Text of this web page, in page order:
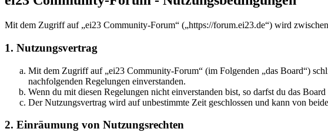
Mit dem Zugriff auf „ei23 Community-Forum“ („https://forum.ei23.de“) wird
1. Nutzungsvertrag
Mit dem Zugriff auf „ei23 Community-Forum“ (im Folgenden „das Board“)
nachfolgenden Regelungen einverstanden.
Wenn du mit diesen Regelungen nicht einverstanden bist, so darfst du das
Der Nutzungsvertrag wird auf unbestimmte Zeit geschlossen und kann von
2. Einräumung von Nutzungsrechten